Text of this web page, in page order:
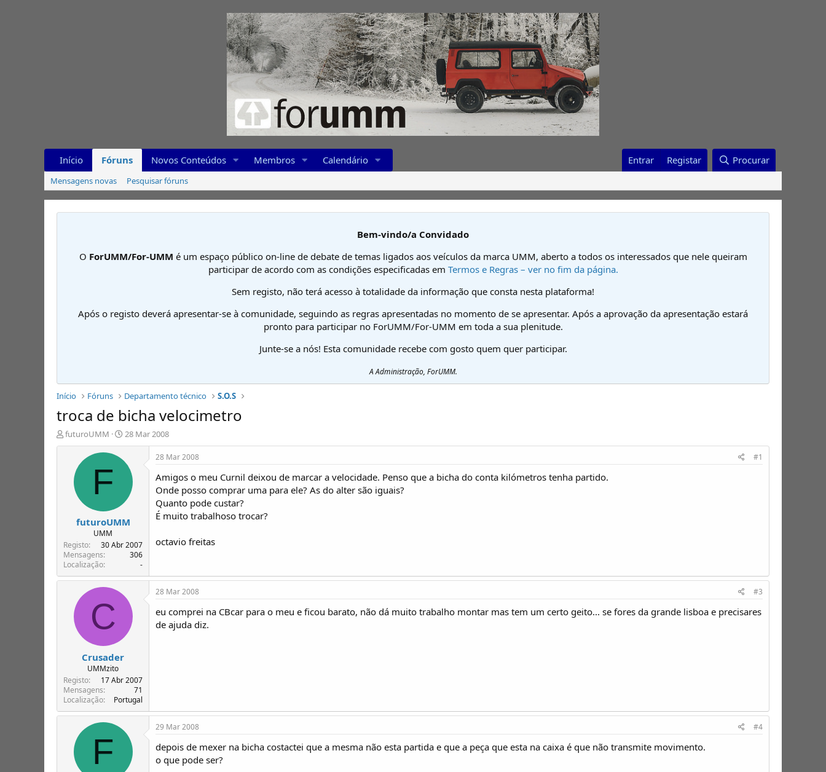
Início Fóruns Novos Conteúdos Membros Calendário Entrar Registar Procurar
Mensagens novas Pesquisar fóruns
Bem-vindo/a Convidado
O ForUMM/For-UMM é um espaço público on-line de debate de temas ligados aos veículos da marca UMM, aberto a todos os interessados que nele queiram
participar de acordo com as condições especificadas em Termos e Regras – ver no fim da página.
Sem registo, não terá acesso à totalidade da informação que consta nesta plataforma!
Após o registo deverá apresentar-se à comunidade, seguindo as regras apresentadas no momento de se apresentar. Após a aprovação da apresentação estará
pronto para participar no ForUMM/For-UMM em toda a sua plenitude.
Junte-se a nós! Esta comunidade recebe com gosto quem quer participar.
A Administração, ForUMM.
Início Fóruns Departamento técnico S.O.S
troca de bicha velocimetro
I
n
e
T
ó
p
futuroUMM
D
a
a
i
í
28 Mar 2008
F
futuroUMM
UMM
Registo
30 Abr 2007
Mensagens
306
Localização
-
28 Mar 2008 #1
Amigos o meu Curnil deixou de marcar a velocidade. Penso que a bicha do conta kilómetros tenha partido.
Onde posso comprar uma para ele? As do alter são iguais?
Quanto pode custar?
É muito trabalhoso trocar?
octavio freitas
C
Crusader
UMMzito
Registo
17 Abr 2007
Mensagens
71
Localização
Portugal
28 Mar 2008 #3
eu comprei na CBcar para o meu e ficou barato, não dá muito trabalho montar mas tem um certo geito... se fores da grande lisboa e precisares
de ajuda diz.
F
29 Mar 2008 #4
depois de mexer na bicha costactei que a mesma não esta partida e que a peça que esta na caixa é que não transmite movimento.
o que pode ser?